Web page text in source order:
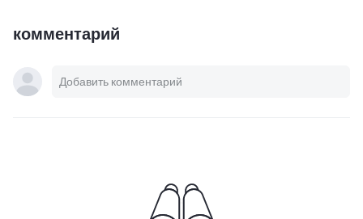
комментарий